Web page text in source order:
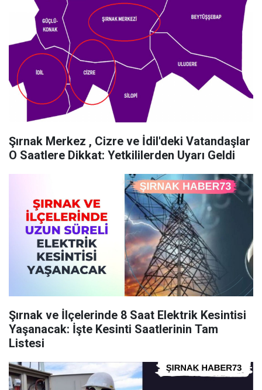
Şırnak Merkez , Cizre ve İdil'deki Vatandaşlar
O Saatlere Dikkat: Yetkililerden Uyarı Geldi
Şırnak ve İlçelerinde 8 Saat Elektrik Kesintisi
Yaşanacak: İşte Kesinti Saatlerinin Tam
Listesi